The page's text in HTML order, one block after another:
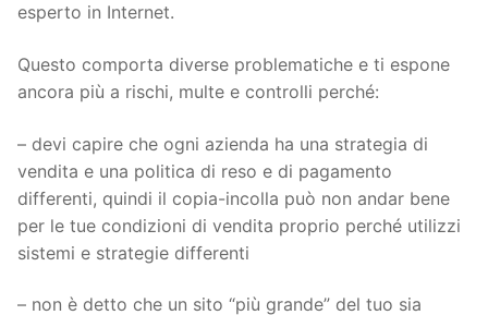
esperto in Internet.
Questo comporta diverse problematiche e ti espone
ancora più a rischi, multe e controlli perché:
– devi capire che ogni azienda ha una strategia di
vendita e una politica di reso e di pagamento
differenti, quindi il copia-incolla può non andar bene
per le tue condizioni di vendita proprio perché utilizzi
sistemi e strategie differenti
– non è detto che un sito “più grande” del tuo sia